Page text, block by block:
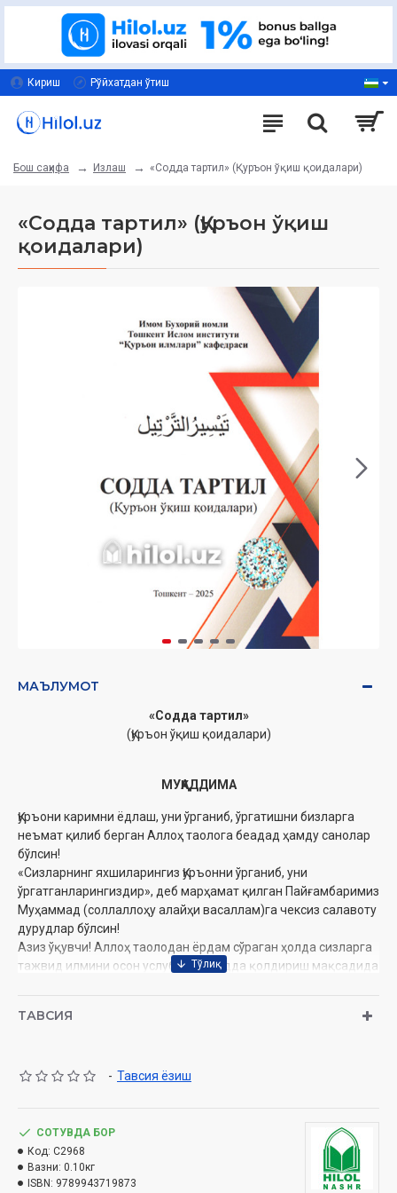
Кириш Рўйхатдан ўтиш
Бош саҳифа Излаш «Содда тартил» (Қуръон ўқиш қоидалари)
«Содда тартил» (Қуръон ўқиш
қоидалари)
МАЪЛУМОТ
«Содда тартил»
(Қуръон ўқиш қоидалари)
МУҚАДДИМА
Қуръони каримни ёдлаш, уни ўрганиб, ўргатишни бизларга
неъмат қилиб берган Аллоҳ таолога беадад ҳамду санолар
бўлсин!
«Сизларнинг яхшиларингиз Қуръонни ўрганиб, уни
ўргатганларингиздир», деб марҳамат қилган Пайғамбаримиз
Муҳаммад (соллаллоҳу алайҳи васаллам)га чексиз салавоту
дурудлар бўлсин!
Азиз ўқувчи! Аллоҳ таолодан ёрдам сўраган ҳолда сизларга
тажвид илмини осон услуб билан ёдда қолдириш мақсадида
Қуръони каримни Расулуллоҳ (соллаллоҳу алайҳи ва
биридир.
манфаат олган эдилар. Бироқ у рисола асосан талабалар
учун мўлжаллаб тузилгани боис маълумот кенгроқ,
мураккаброқ берилган эди. Шунингдек, устозсиз тушуниш
қийинроқ бўлган ҳарфларнинг махраж ва сифатлари зарурий
ТАВСИЯ
- Тавсия ёзиш
СОТУВДА БОР
Код: C2968
Вазни: 0.10кг
ISBN: 9789943719873